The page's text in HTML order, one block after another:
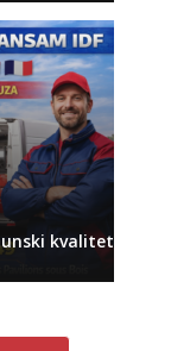
kvalitet